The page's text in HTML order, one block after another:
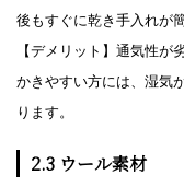
後もすぐに乾き手入れが
【デメリット】通気性
かきやすい方には、湿気
ります。
2.3 ウール素材